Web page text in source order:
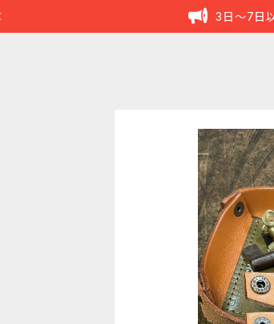
3日～7日